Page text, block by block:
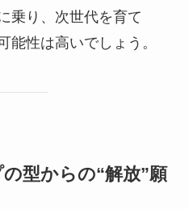
乗り、次世代を育て
能性は高いでしょう。
型からの“解放”願